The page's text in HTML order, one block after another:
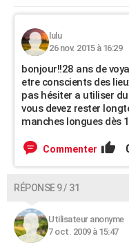
lulu
26 nov. 2015 à 16:29
bonjour!!28 ans de
etre conscients des
pas hésiter a utiliser
vous devez rester
manches longues dès
Commenter
RÉPONSE 9 / 31
Utilisateur anonyme
7 oct. 2009 à 15:47